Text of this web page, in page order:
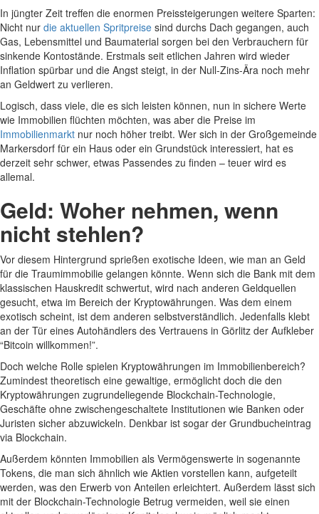
In jüngter Zeit treffen die enormen Preissteigerungen weitere Sparten:
Nicht nur die aktuellen Spritpreise sind durchs Dach gegangen, auch
Gas, Lebensmittel und Baumaterial sorgen bei den Verbrauchern für
sinkende Kontostände. Erstmals seit etlichen Jahren wird wieder
Inflation spürbar und die Angst steigt, in der Null-Zins-Ära noch mehr
an Geldwert zu verlieren.
Logisch, dass viele, die es sich leisten können, nun in sichere Werte
wie Immobilien flüchten möchten, was aber die Preise im
Immobilienmarkt nur noch höher treibt. Wer sich in der Großgemeinde
Markersdorf für ein Haus oder ein Grundstück interessiert, hat es
derzeit sehr schwer, etwas Passendes zu finden – teuer wird es
allemal.
Geld: Woher nehmen, wenn
nicht stehlen?
Vor diesem Hintergrund sprießen exotische Ideen, wie man an Geld
für die Traumimmobilie gelangen könnte. Wenn sich die Bank mit dem
klassischen Hauskredit schwertut, wird nach anderen Geldquellen
gesucht, etwa im Bereich der Kryptowährungen. Was dem einem
exotisch scheint, ist dem anderen selbstverständlich. Jedenfalls klebt
an der Tür eines Autohändlers des Vertrauens in Görlitz der Aufkleber
“Bitcoin willkommen!”.
Doch welche Rolle spielen Kryptowährungen im Immobilienbereich?
Zumindest theoretisch eine gewaltige, ermöglicht doch die den
Kryptowährungen zugrundeliegende Blockchain-Technologie,
Geschäfte ohne zwischengeschaltete Institutionen wie Banken oder
Juristen sicher abzuwickeln. Denkbar ist sogar der Grundbucheintrag
via Blockchain.
Außerdem könnten Immobilien als Vermögenswerte in sogenannte
Tokens, die man sich ähnlich wie Aktien vorstellen kann, aufgeteilt
werden, was den Erwerb von Anteilen erleichtert. Außerdem lässt sich
mit der Blockchain-Technologie Betrug vermeiden, weil sie einen